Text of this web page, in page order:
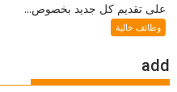
على تقديم كل جديد بخصوص...
وظائف خالية
add